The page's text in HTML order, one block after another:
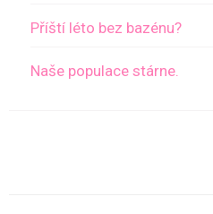
Příští léto bez bazénu?
Naše populace stárne.